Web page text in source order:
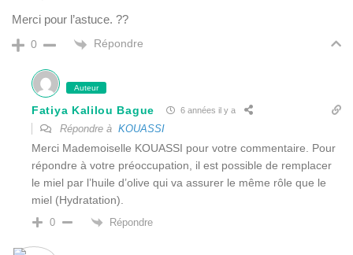
Merci pour l’astuce. ??
0 Répondre
Auteur
Fatiya Kalilou Bague 6 années il y a
Répondre à KOUASSI
Merci Mademoiselle KOUASSI pour votre commentaire. Pour
répondre à votre préoccupation, il est possible de remplacer
le miel par l’huile d’olive qui va assurer le même rôle que le
miel (Hydratation).
0 Répondre